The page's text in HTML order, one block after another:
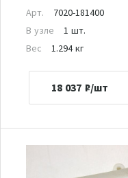
Арт.
7020-181400
В узле
1 шт.
Вес
1.294 кг
18 037 ₽/шт